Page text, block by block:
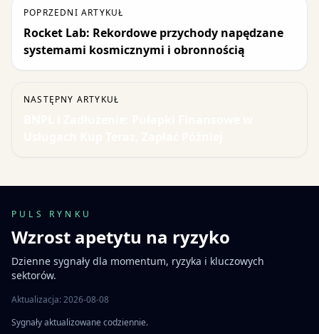
POPRZEDNI ARTYKUŁ
Rocket Lab: Rekordowe przychody napędzane
systemami kosmicznymi i obronnością
NASTĘPNY ARTYKUŁ
PULS RYNKU
Wzrost apetytu na ryzyko
Dzienne sygnały dla momentum, ryzyka i kluczowych
sektorów.
Aktualizacja: 2026-08-08
Sygnały aktualizowane codziennie.